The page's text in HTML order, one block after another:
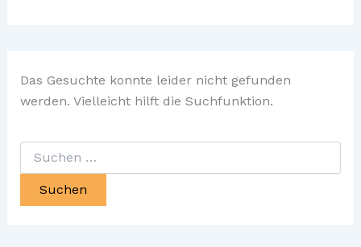
Das Gesuchte konnte leider nicht gefunden
werden. Vielleicht hilft die Suchfunktion.
nach: